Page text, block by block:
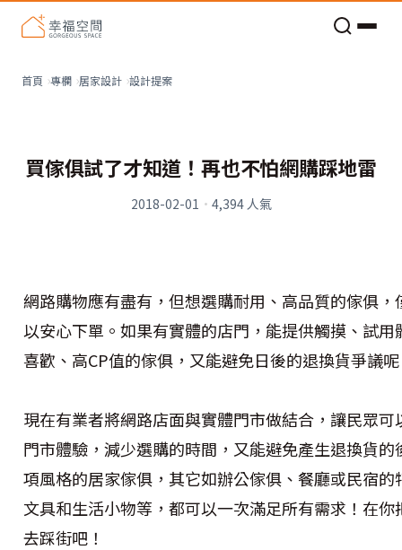
首頁 專欄 居家設計 設計提案
買傢俱試了才知道！再也不怕網購踩地雷
2018-02-01 · 4,394人氣
網路購物應有盡有，但想選購耐用、高品質的傢俱
以安心下單。如果有實體的店門，能提供觸摸、試
喜歡、高CP值的傢俱，又能避免日後的退換貨爭議
現在有業者將網路店面與實體門市做結合，讓民眾
門市體驗，減少選購的時間，又能避免產生退換貨
項風格的居家傢俱，其它如辦公傢俱、餐廳或民宿
文具和生活小物等，都可以一次滿足所有需求！在
去踩街吧！